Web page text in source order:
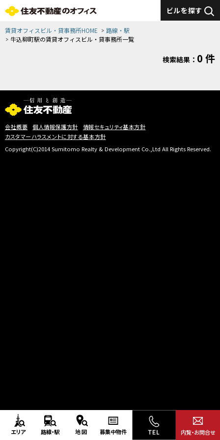
ビルを探す
賃貸オフィスビル・貸事務所HOME
路線・駅
牛込柳町駅の賃貸オフィスビル・貸事務所一覧
検索結果： 0 件
エリア 路線・駅 地図 募集中物件 内覧・お問合せ
会社概要 個人情報保護方針
情報セキュリティ基本方針
カスタマーハラスメントに対する基本方針
Copyright(C)2014 Sumitomo Realty & Development Co.,Ltd All Rights Reserved.